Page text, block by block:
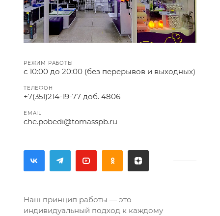
РЕЖИМ РАБОТЫ
с 10:00 до 20:00 (без перерывов и выходных)
ТЕЛЕФОН
+7(351)214-19-77 доб. 4806
EMAIL
che.pobedi@tomasspb.ru
Наш принцип работы — это
индивидуальный подход к каждому